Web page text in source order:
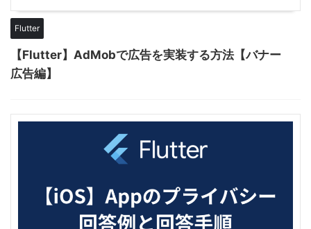
Flutter
【Flutter】AdMobで広告を実装する方法【バナー
広告編】